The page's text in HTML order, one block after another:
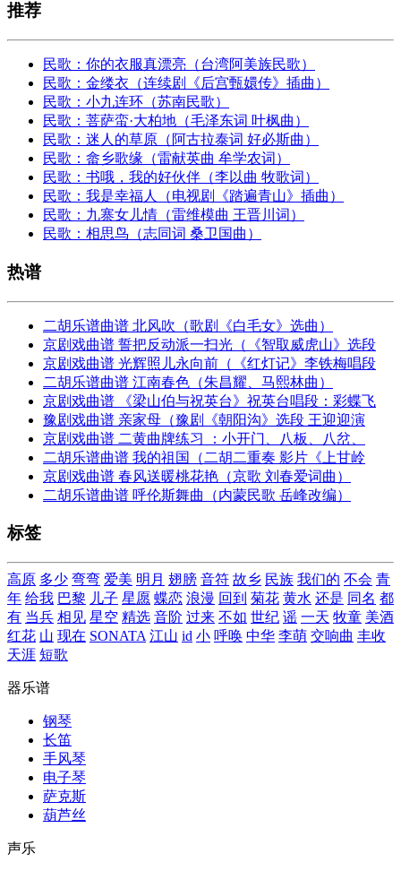
推荐
民歌：你的衣服真漂亮（台湾阿美族民歌）
民歌：金缕衣（连续剧《后宫甄嬛传》插曲）
民歌：小九连环（苏南民歌）
民歌：菩萨蛮·大柏地（毛泽东词 叶枫曲）
民歌：迷人的草原（阿古拉泰词 好必斯曲）
民歌：畲乡歌缘（雷献英曲 牟学农词）
民歌：书哦，我的好伙伴（李以曲 牧歌词）
民歌：我是幸福人（电视剧《踏遍青山》插曲）
民歌：九寨女儿情（雷维模曲 王晋川词）
民歌：相思鸟（志同词 桑卫国曲）
热谱
二胡乐谱曲谱 北风吹（歌剧《白毛女》选曲）
京剧戏曲谱 誓把反动派一扫光（《智取威虎山》选段
京剧戏曲谱 光辉照儿永向前（《红灯记》李铁梅唱段
二胡乐谱曲谱 江南春色（朱昌耀、马熙林曲）
京剧戏曲谱 《梁山伯与祝英台》祝英台唱段：彩蝶飞
豫剧戏曲谱 亲家母（豫剧《朝阳沟》选段 王迎迎演
京剧戏曲谱 二黄曲牌练习 ：小开门、八板、八岔、
二胡乐谱曲谱 我的祖国（二胡二重奏 影片《上甘岭
京剧戏曲谱 春风送暖桃花艳（京歌 刘春爱词曲）
二胡乐谱曲谱 呼伦斯舞曲（内蒙民歌 岳峰改编）
标签
高原 多少 弯弯 爱美 明月 翅膀 音符 故乡 民族 我们的 不会 青
年 给我 巴黎 儿子 星愿 蝶恋 浪漫 回到 菊花 黄水 还是 同名 都
有 当兵 相见 星空 精选 音阶 过来 不如 世纪 谣 一天 牧童 美酒
红花 山 现在 SONATA 江山 id 小 呼唤 中华 李萌 交响曲 丰收
天涯 短歌
器乐谱
钢琴
长笛
手风琴
电子琴
萨克斯
葫芦丝
声乐